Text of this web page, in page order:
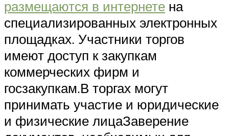
размещаются в интернете на
специализированных электронных
площадках. Участники торгов
имеют доступ к закупкам
коммерческих фирм и
госзакупкам.В торгах могут
принимать участие и юридические
и физические лицаЗаверение